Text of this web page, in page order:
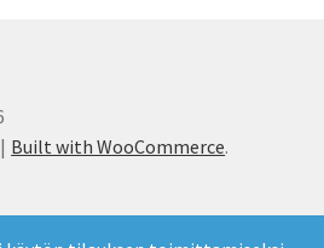
Built with WooCommerce.